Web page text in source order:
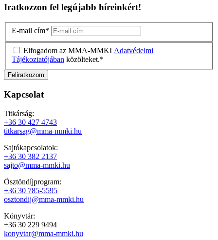
Iratkozzon fel legújabb híreinkért!
E-mail cím*
Elfogadom az MMA-MMKI Adatvédelmi
Tájékoztatójában közölteket.*
Kapcsolat
Titkárság:
+36 30 427 4743
titkarsag@mma-mmki.hu
Sajtókapcsolatok:
+36 30 382 2137
sajto@mma-mmki.hu
Ösztöndíjprogram:
+36 30 785-5595
osztondij@mma-mmki.hu
Könyvtár:
+36 30 229 9494
konyvtar@mma-mmki.hu